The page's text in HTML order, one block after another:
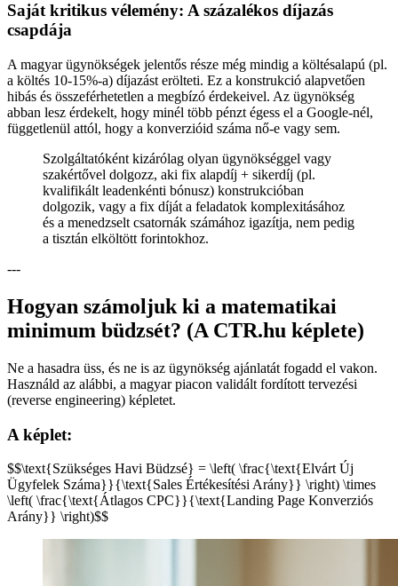
Saját kritikus vélemény: A százalékos díjazás
csapdája
A magyar ügynökségek jelentős része még mindig a költésalapú (pl.
a költés 10-15%-a) díjazást erölteti. Ez a konstrukció alapvetően
hibás és összeférhetetlen a megbízó érdekeivel. Az ügynökség
abban lesz érdekelt, hogy minél több pénzt égess el a Google-nél,
függetlenül attól, hogy a konverzióid száma nő-e vagy sem.
Szolgáltatóként kizárólag olyan ügynökséggel vagy
szakértővel dolgozz, aki fix alapdíj + sikerdíj (pl.
kvalifikált leadenkénti bónusz) konstrukcióban
dolgozik, vagy a fix díját a feladatok komplexitásához
és a menedzselt csatornák számához igazítja, nem pedig
a tisztán elköltött forintokhoz.
---
Hogyan számoljuk ki a matematikai
minimum büdzsét? (A CTR.hu képlete)
Ne a hasadra üss, és ne is az ügynökség ajánlatát fogadd el vakon.
Használd az alábbi, a magyar piacon validált fordított tervezési
(reverse engineering) képletet.
A képlet:
$$\text{Szükséges Havi Büdzsé} = \left( \frac{\text{Elvárt Új
Ügyfelek Száma}}{\text{Sales Értékesítési Arány}} \right) \times
\left( \frac{\text{Átlagos CPC}}{\text{Landing Page Konverziós
Arány}} \right)$$